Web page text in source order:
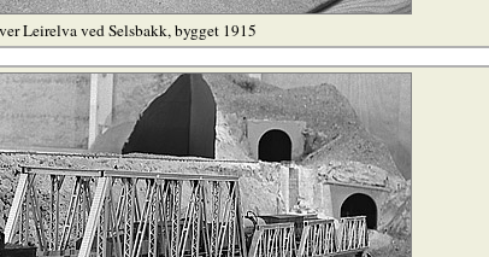
Leirelva ved Selsbakk, bygget 1915